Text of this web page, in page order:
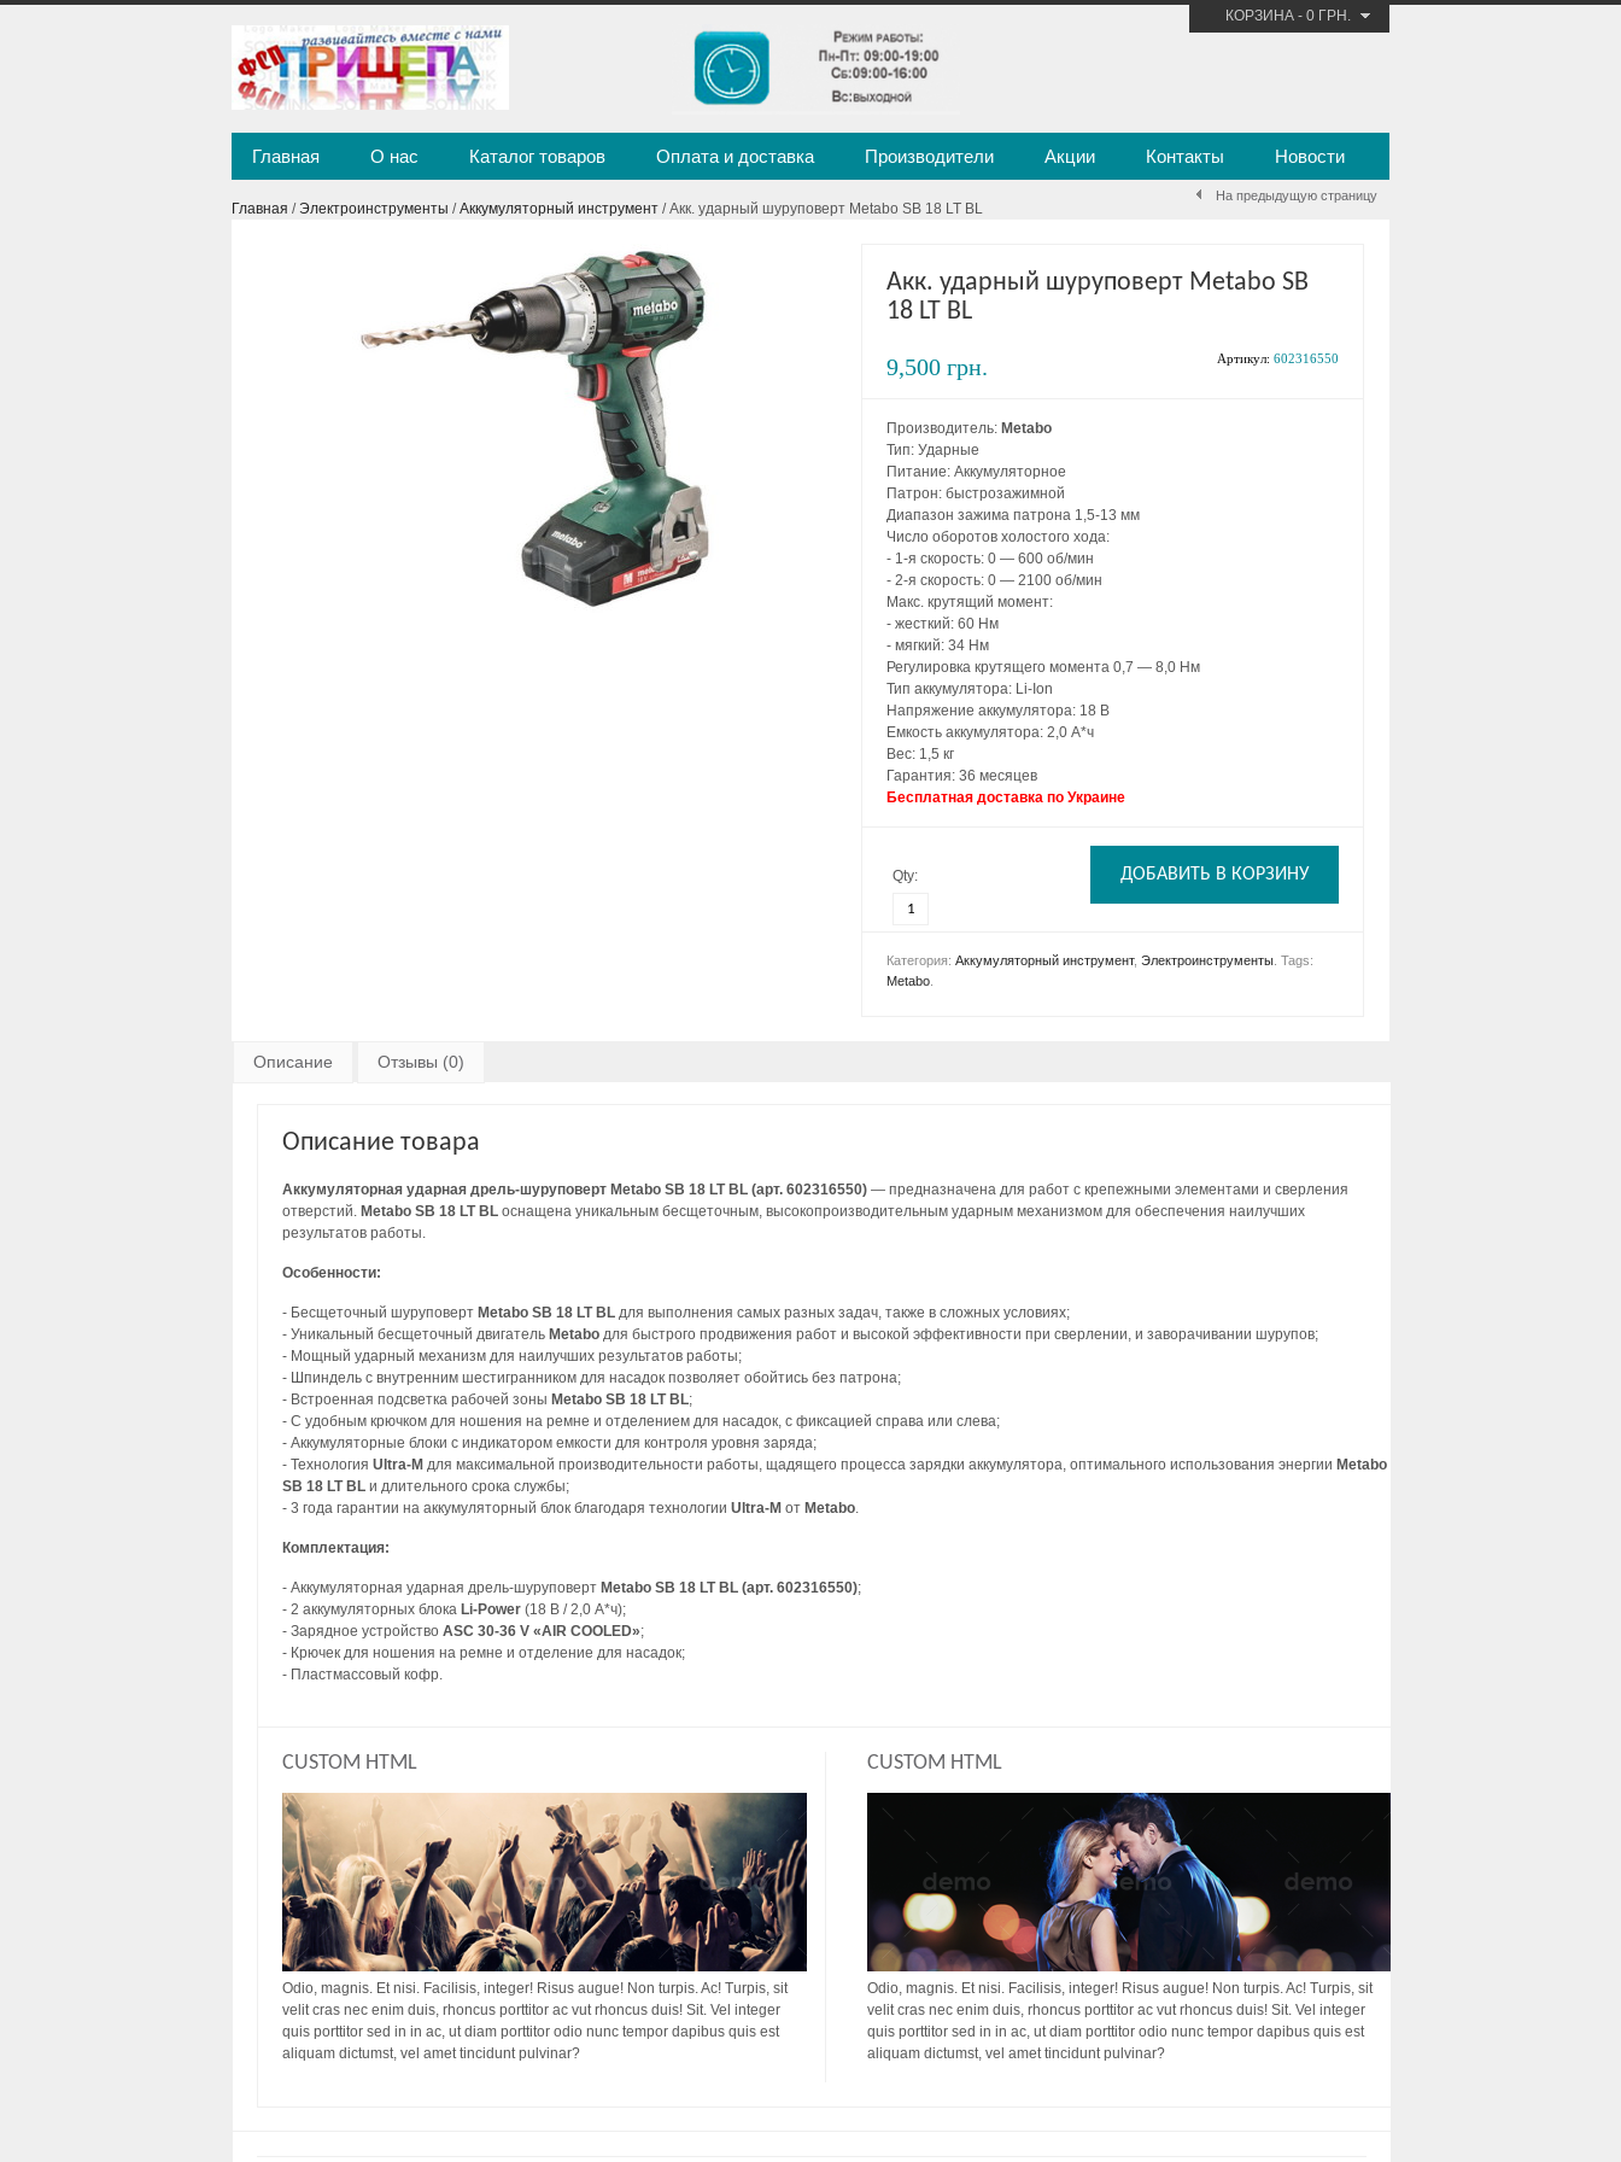
КОРЗИНА - 0 ГРН.
Главная О нас Каталог товаров Оплата и доставка Производители Акции Контакты Новости
Главная /Электроинструменты /Аккумуляторный инструмент / Акк. ударный шуруповерт Metabo SB 18 LT BL
На предыдущую страницу
Акк. ударный шуруповерт Metabo SB
18 LT BL
9,500 грн. Артикул: 602316550
Производитель: Metabo
Тип: Ударные
Питание: Аккумуляторное
Патрон: быстрозажимной
Диапазон зажима патрона 1,5-13 мм
Число оборотов холостого хода:
- 1-я скорость: 0 — 600 об/мин
- 2-я скорость: 0 — 2100 об/мин
Макс. крутящий момент:
- жесткий: 60 Нм
- мягкий: 34 Нм
Регулировка крутящего момента 0,7 — 8,0 Нм
Тип аккумулятора: Li-Ion
Напряжение аккумулятора: 18 В
Емкость аккумулятора: 2,0 А*ч
Вес: 1,5 кг
Гарантия: 36 месяцев
Бесплатная доставка по Украине
Qty: ДОБАВИТЬ В КОРЗИНУ
Категория: Аккумуляторный инструмент, Электроинструменты Tags:
Metabo
Описание Отзывы (0)
Описание товара
Аккумуляторная ударная дрель-шуруповерт Metabo SB 18 LT BL (арт. 602316550) — предназначена для работ с крепежными элементами и сверления
отверстий. Metabo SB 18 LT BL оснащена уникальным бесщеточным, высокопроизводительным ударным механизмом для обеспечения наилучших
результатов работы.
Особенности:
- Бесщеточный шуруповерт Metabo SB 18 LT BL для выполнения самых разных задач, также в сложных условиях;
- Уникальный бесщеточный двигатель Metabo для быстрого продвижения работ и высокой эффективности при сверлении, и заворачивании шурупов;
- Мощный ударный механизм для наилучших результатов работы;
- Шпиндель с внутренним шестигранником для насадок позволяет обойтись без патрона;
- Встроенная подсветка рабочей зоны Metabo SB 18 LT BL;
- С удобным крючком для ношения на ремне и отделением для насадок, с фиксацией справа или слева;
- Аккумуляторные блоки с индикатором емкости для контроля уровня заряда;
- Технология Ultra-M для максимальной производительности работы, щадящего процесса зарядки аккумулятора, оптимального использования энергии Metabo
SB 18 LT BL и длительного срока службы;
- 3 года гарантии на аккумуляторный блок благодаря технологии Ultra-M от Metabo.
Комплектация:
- Аккумуляторная ударная дрель-шуруповерт Metabo SB 18 LT BL (арт. 602316550);
- 2 аккумуляторных блока Li-Power (18 В / 2,0 A*ч);
- Зарядное устройство ASC 30-36 V «AIR COOLED»;
- Крючек для ношения на ремне и отделение для насадок;
- Пластмассовый кофр.
CUSTOM HTML
Odio, magnis. Et nisi. Facilisis, integer! Risus augue! Non turpis. Ac! Turpis, sit
velit cras nec enim duis, rhoncus porttitor ac vut rhoncus duis! Sit. Vel integer
quis porttitor sed in in ac, ut diam porttitor odio nunc tempor dapibus quis est
aliquam dictumst, vel amet tincidunt pulvinar?
CUSTOM HTML
Odio, magnis. Et nisi. Facilisis, integer! Risus augue! Non turpis. Ac! Turpis, sit
velit cras nec enim duis, rhoncus porttitor ac vut rhoncus duis! Sit. Vel integer
quis porttitor sed in in ac, ut diam porttitor odio nunc tempor dapibus quis est
aliquam dictumst, vel amet tincidunt pulvinar?